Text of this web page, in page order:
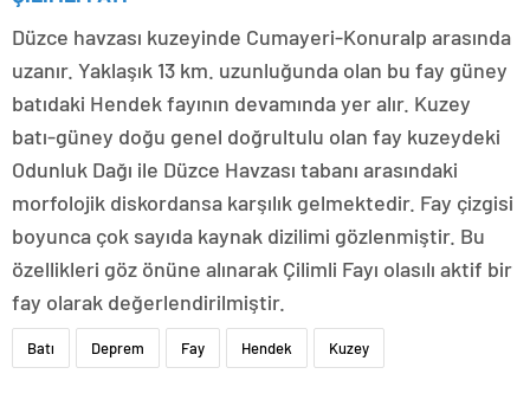
Düzce havzası kuzeyinde Cumayeri-Konuralp arasında
uzanır. Yaklaşık 13 km. uzunluğunda olan bu fay güney
batıdaki Hendek fayının devamında yer alır. Kuzey
batı-güney doğu genel doğrultulu olan fay kuzeydeki
Odunluk Dağı ile Düzce Havzası tabanı arasındaki
morfolojik diskordansa karşılık gelmektedir. Fay çizgisi
boyunca çok sayıda kaynak dizilimi gözlenmiştir. Bu
özellikleri göz önüne alınarak Çilimli Fayı olasılı aktif bir
fay olarak değerlendirilmiştir.
Batı Deprem Fay Hendek Kuzey